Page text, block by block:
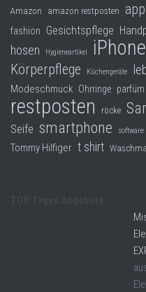
Amazon amazon restposten
fashion Gesichtspflege
hosen Hygieneartikel iPhone
Körperpflege Küchengeräte
Modeschmuck Ohrringe parfüm
restposten röcke
Seife smartphone software
Tommy Hilfiger t shirt